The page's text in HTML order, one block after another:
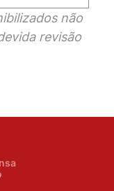
não
revisão